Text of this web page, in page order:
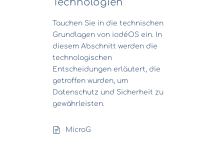
Tauchen Sie in die technischen
Grundlagen von iodéOS ein. In
diesem Abschnitt werden die
technologischen
Entscheidungen erläutert, die
getroffen wurden, um
Datenschutz und Sicherheit zu
gewährleisten.
MicroG